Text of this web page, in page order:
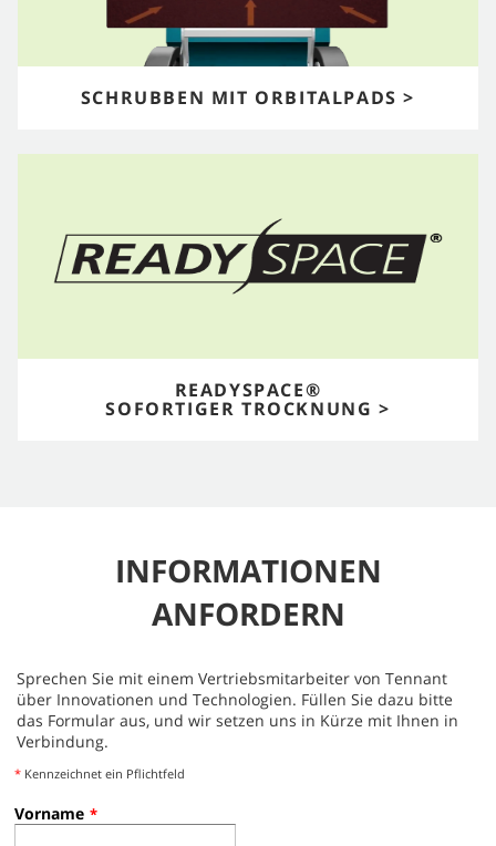
SCHRUBBEN MIT ORBITALPADS >
READYSPACE®
SOFORTIGER TROCKNUNG >
INFORMATIONEN
ANFORDERN
Sprechen Sie mit einem Vertriebsmitarbeiter von Tennant
über Innovationen und Technologien. Füllen Sie dazu bitte
das Formular aus, und wir setzen uns in Kürze mit Ihnen in
Verbindung.
* Kennzeichnet ein Pflichtfeld
Vorname *